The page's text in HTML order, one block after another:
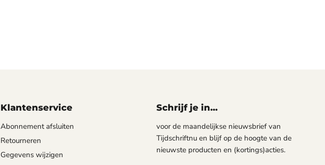
Klantenservice
Abonnement afsluiten
Retourneren
Gegevens wijzigen
Schrijf je in...
voor de maandelijkse nieuwsbrief van
Tijdschriftnu en blijf op de hoogte van de
nieuwste producten en (kortings)acties.